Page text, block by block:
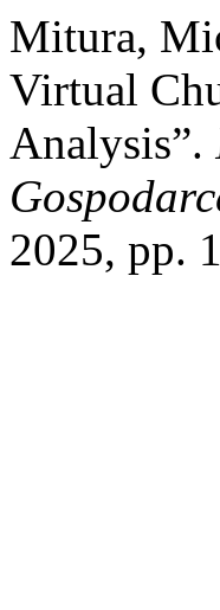
Mitura,
Virtual
Analysis”.
2025, pp.